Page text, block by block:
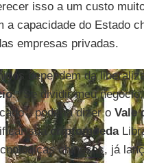
isso a um custo
a capacidade do Estado
empresas privadas.
dependem da
. “Se dividir meu
poderia dizer o Vale
suacriptomoeda
chinesas, já